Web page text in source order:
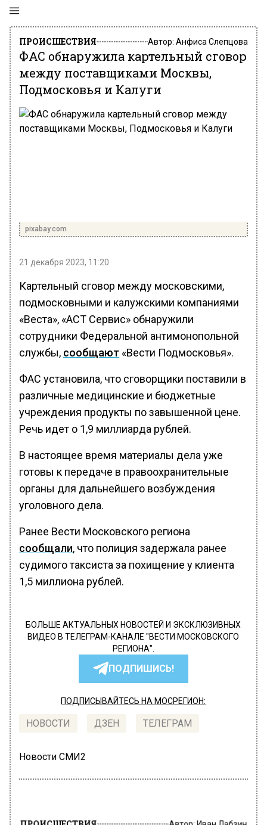
ПРОИСШЕСТВИЯ Автор: Анфиса Слепцова
ФАС обнаружила картельный сговор
между поставщиками Москвы,
Подмосковья и Калуги
pixabay.com
21 декабря 2023, 11:20
Картельный сговор между московскими,
подмосковными и калужскими компаниями
«Веста», «АСТ Сервис» обнаружили
сотрудники Федеральной антимонопольной
службы, сообщают «Вести Подмосковья».
ФАС установила, что сговорщики поставили в
различные медицинские и бюджетные
учреждения продукты по завышенной цене.
Речь идет о 1,9 миллиарда рублей.
В настоящее время материалы дела уже
готовы к передаче в правоохранительные
органы для дальнейшего возбуждения
уголовного дела.
Ранее Вести Московского региона
сообщали, что полиция задержала ранее
судимого таксиста за похищение у клиента
1,5 миллиона рублей.
БОЛЬШЕ АКТУАЛЬНЫХ НОВОСТЕЙ И ЭКСКЛЮЗИВНЫХ
ВИДЕО В ТЕЛЕГРАМ-КАНАЛЕ "ВЕСТИ МОСКОВСКОГО
РЕГИОНА".
ПОДПИШИСЬ!
ПОДПИСЫВАЙТЕСЬ НА МОСРЕГИОН:
НОВОСТИ ДЗЕН ТЕЛЕГРАМ
Новости СМИ2
ПРОИСШЕСТВИЯ Автор:Иван Лабзин